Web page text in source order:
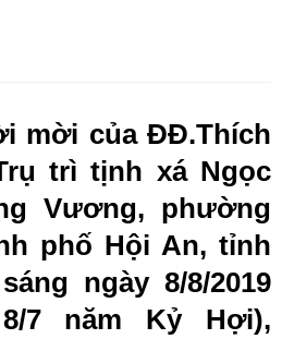
mời của ĐĐ.Thích
trì tịnh xá Ngọc
Vương, phường
phố Hội An, tỉnh
ngày 8/8/2019
7 năm Kỷ Hợi),